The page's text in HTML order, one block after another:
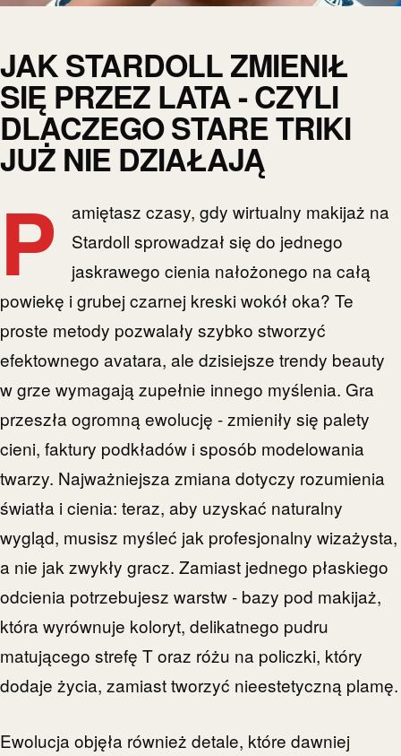
JAK STARDOLL ZMIENIŁ
SIĘ PRZEZ LATA - CZYLI
DLACZEGO STARE TRIKI
JUŻ NIE DZIAŁAJĄ
P
amiętasz czasy, gdy wirtualny makijaż na
Stardoll sprowadzał się do jednego
jaskrawego cienia nałożonego na całą
powiekę i grubej czarnej kreski wokół oka? Te
proste metody pozwalały szybko stworzyć
efektownego avatara, ale dzisiejsze trendy beauty
w grze wymagają zupełnie innego myślenia. Gra
przeszła ogromną ewolucję - zmieniły się palety
cieni, faktury podkładów i sposób modelowania
twarzy. Najważniejsza zmiana dotyczy rozumienia
światła i cienia: teraz, aby uzyskać naturalny
wygląd, musisz myśleć jak profesjonalny wizażysta,
a nie jak zwykły gracz. Zamiast jednego płaskiego
odcienia potrzebujesz warstw - bazy pod makijaż,
która wyrównuje koloryt, delikatnego pudru
matującego strefę T oraz różu na policzki, który
dodaje życia, zamiast tworzyć nieestetyczną plamę.
Ewolucja objęła również detale, które dawniej